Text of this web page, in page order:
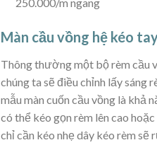
Màn cầu vồng hệ kéo
Thông thường một bộ rèm cầu
chúng ta sẽ điều chỉnh lấy sáng
mẫu màn cuốn cầu vồng là khả
có thể kéo gọn rèm lên cao
chỉ cần kéo nhẹ dây kéo rèm sẽ